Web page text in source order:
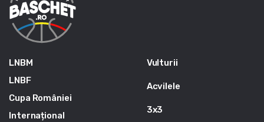
LNBM
LNBF
Cupa României
Internațional
Vulturii
Acvilele
3x3